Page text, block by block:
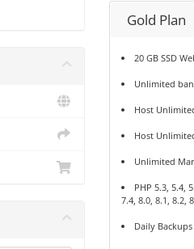
Gold Plan
20 GB SSD
Unlimited
Host
Host
Unlimited
PHP 5.3, 5.4,
7.4, 8.0, 8.1, 8.2,
Daily